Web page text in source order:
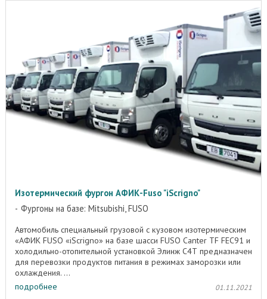
Изотермический фургон АФИК-Fuso "iScrigno"
Фургоны на базе: Mitsubishi, FUSO
Автомобиль специальный грузовой с кузовом изотермическим
«АФИК FUSO «iScrigno» на базе шасси FUSO Canter TF FEC91 и
холодильно-отопительной установкой Элинж С4Т предназначен
для перевозки продуктов питания в режимах заморозки или
охлаждения. ...
подробнее
01.11.2021